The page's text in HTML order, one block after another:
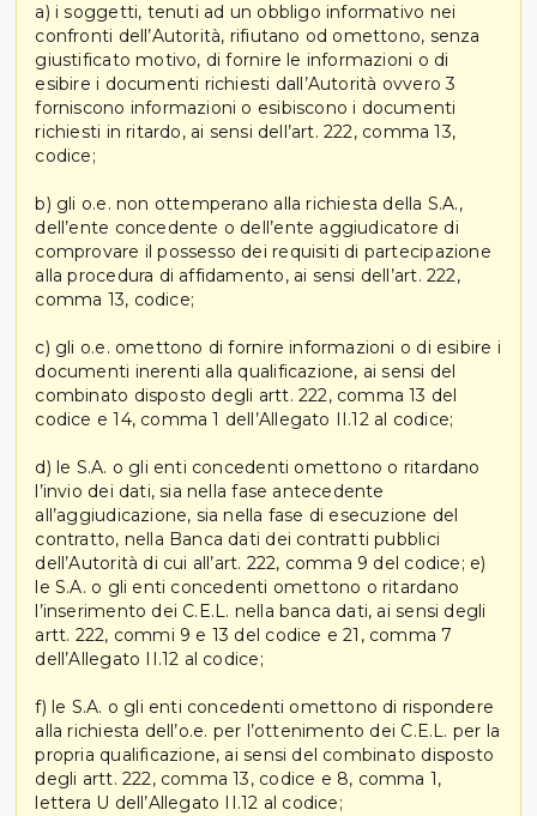
a) i soggetti, tenuti ad un obbligo informativo nei
confronti dell’Autorità, rifiutano od omettono, senza
giustificato motivo, di fornire le informazioni o di
esibire i documenti richiesti dall’Autorità ovvero 3
forniscono informazioni o esibiscono i documenti
richiesti in ritardo, ai sensi dell’art. 222, comma 13,
codice;
b) gli o.e. non ottemperano alla richiesta della S.A.,
dell’ente concedente o dell’ente aggiudicatore di
comprovare il possesso dei requisiti di partecipazione
alla procedura di affidamento, ai sensi dell’art. 222,
comma 13, codice;
c) gli o.e. omettono di fornire informazioni o di esibire i
documenti inerenti alla qualificazione, ai sensi del
combinato disposto degli artt. 222, comma 13 del
codice e 14, comma 1 dell’Allegato II.12 al codice;
d) le S.A. o gli enti concedenti omettono o ritardano
l’invio dei dati, sia nella fase antecedente
all’aggiudicazione, sia nella fase di esecuzione del
contratto, nella Banca dati dei contratti pubblici
dell’Autorità di cui all’art. 222, comma 9 del codice; e)
le S.A. o gli enti concedenti omettono o ritardano
l’inserimento dei C.E.L. nella banca dati, ai sensi degli
artt. 222, commi 9 e 13 del codice e 21, comma 7
dell’Allegato II.12 al codice;
f) le S.A. o gli enti concedenti omettono di rispondere
alla richiesta dell’o.e. per l’ottenimento dei C.E.L. per la
propria qualificazione, ai sensi del combinato disposto
degli artt. 222, comma 13, codice e 8, comma 1,
lettera U dell’Allegato II.12 al codice;